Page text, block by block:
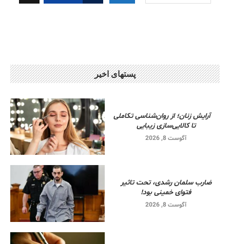
پستهای اخیر
آرایش زنان؛ از روان‌شناسی تکاملی
تا کالایی‌سازی زیبایی
آگوست 8, 2026
ضارب سلمان رشدی، تحت تاثیر
فتوای خمینی بود!
آگوست 8, 2026